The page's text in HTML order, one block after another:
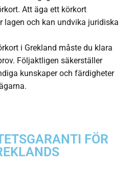
Att äga ett körkort
lagen och kan undvika juridiska
i Grekland måste du klara
Följaktligen säkerställer
kunskaper och färdigheter
FÖR